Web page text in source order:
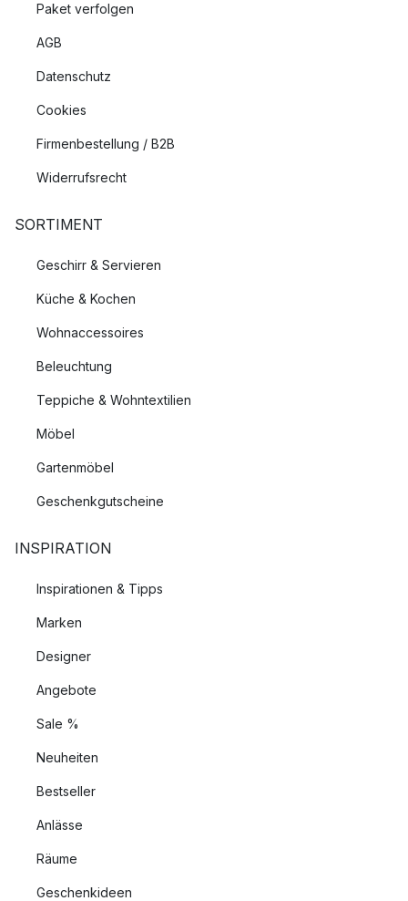
Paket verfolgen
AGB
Datenschutz
Cookies
Firmenbestellung / B2B
Widerrufsrecht
SORTIMENT
Geschirr & Servieren
Küche & Kochen
Wohnaccessoires
Beleuchtung
Teppiche & Wohntextilien
Möbel
Gartenmöbel
Geschenkgutscheine
INSPIRATION
Inspirationen & Tipps
Marken
Designer
Angebote
Sale %
Neuheiten
Bestseller
Anlässe
Räume
Geschenkideen